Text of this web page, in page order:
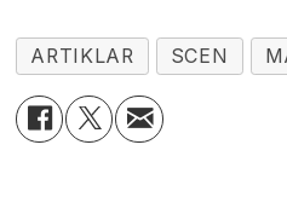
ARTIKLAR SCEN